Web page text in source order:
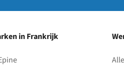
in Frankrijk